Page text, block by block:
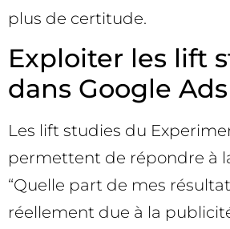
plus de certitude.
Exploiter les lift
dans Google Ads
Les lift studies du
permettent de répondre à
“Quelle part de mes
réellement due à la